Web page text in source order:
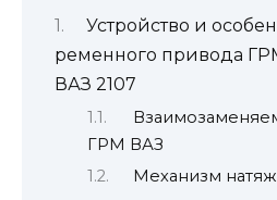
Устройство и
ременного привода
ВАЗ 2107
ГРМ ВАЗ
Механизм